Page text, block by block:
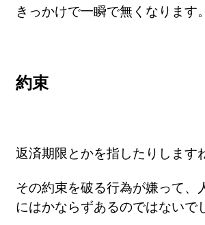
きっかけで一瞬で無くなります。
約束
返済期限とかを指したりします
その約束を破る行為が嫌って、
にはかならずあるのではないで